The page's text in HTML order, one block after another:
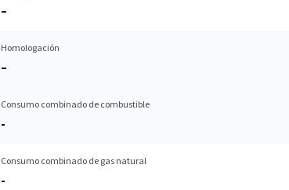
–
Homologación
–
Consumo combinado de combustible
-
Consumo combinado de gas natural
-